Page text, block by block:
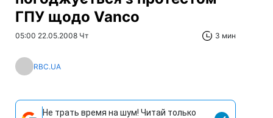
ГПУ щодо Vanco
05:00 22.05.2008 Чт 3 мин
RBC.UA
Не трать время на шум! Читай только